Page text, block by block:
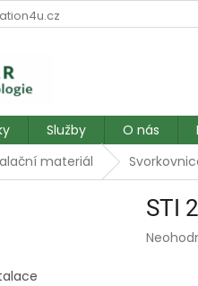
Služby O nás
materiál
STI